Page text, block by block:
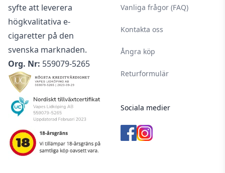
syfte att leverera
högkvalitativa e-
cigaretter på den
svenska marknaden.
Org. Nr: 559079-5265
Vanliga frågor (FAQ)
Kontakta oss
Ångra köp
Returformulär
Sociala medier